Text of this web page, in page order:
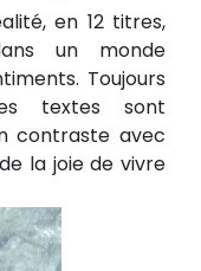
en 12 titres,
un monde
Toujours
textes sont
contraste avec
la joie de vivre